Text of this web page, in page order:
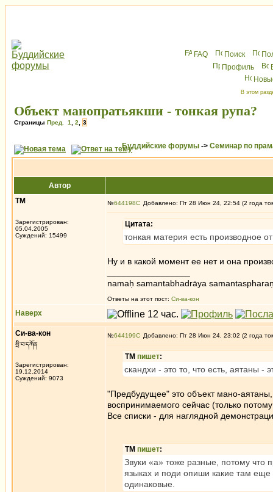
FAQ Поиск
Профиль
В этом
Объект манопратьякши - тонкая рупа?
Страницы Пред. 1 2 3
Буддийские форумы -> Семинар по
Автор
ТМ
Зарегистрирован:
05.04.2005
Суждений: 15499
№644198 Добавлено: Пт 28 Июн 24, 22:54 (2 года
Цитата:
тонкая материя есть производное
Ну и в какой момент ее нет и она
namaḥ samantabhadrāya
Ответы на этот пост: Си-ва-кон
Наверх
Си-ва-кон
སྲི་བ་དཀོན
Зарегистрирован:
19.12.2014
Суждений: 9073
№644199 Добавлено: Пт 28 Июн 24, 23:02 (2 года
ТМ пишет:
скандхи - это то, что есть, аятаны
"Предбудущее" это объект мано-аятаны,
воспринимаемого сейчас (только
Все списки - для наглядной
ТМ пишет:
Звуки «а» тоже разные, потому что
языках и поди опиши какие там еще
одинаковые.